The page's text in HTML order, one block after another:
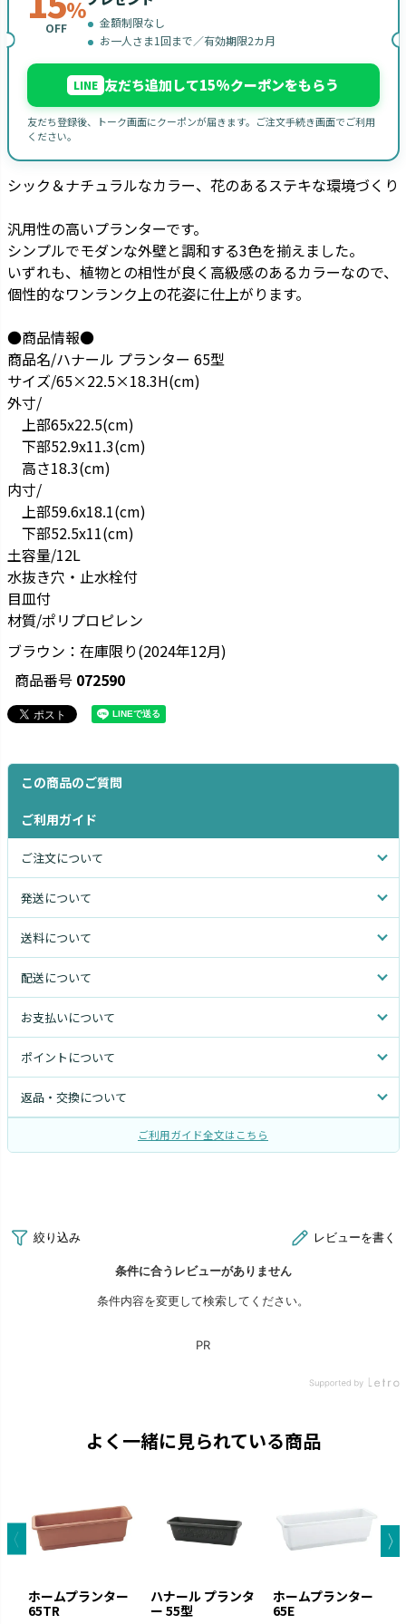
%
OFF
金額制限なし
お一人さま1回まで／有効期限2カ月
LINE 友だち追加して15%クーポンをもらう
友だち登録後、トーク画面にクーポンが届きます。ご注文手続き画面でご利用
ください。
シック＆ナチュラルなカラー、花のあるステキな環境づくり
汎用性の高いプランターです。
シンプルでモダンな外壁と調和する3色を揃えました。
いずれも、植物との相性が良く高級感のあるカラーなので、
個性的なワンランク上の花姿に仕上がります。
●商品情報●
商品名/ハナール プランター 65型
サイズ/65×22.5×18.3H(cm)
外寸/
上部65x22.5(cm)
下部52.9x11.3(cm)
高さ18.3(cm)
内寸/
上部59.6x18.1(cm)
下部52.5x11(cm)
土容量/12L
水抜き穴・止水栓付
目皿付
材質/ポリプロピレン
ブラウン：在庫限り(2024年12月)
商品番号 072590
この商品のご質問
ご利用ガイド
ご注文について
発送について
送料について
配送について
お支払いについて
ポイントについて
返品・交換について
ご利用ガイド全文はこちら
よく一緒に見られている商品
ホームプランター
65TR
ハナール プランタ
ー 55型
ホームプランター
65E